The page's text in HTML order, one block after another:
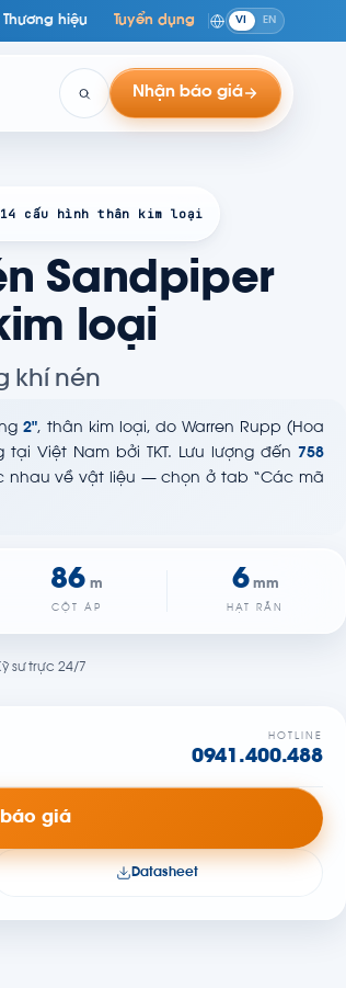
Thương hiệu Tuyển dụng VI EN
Nhận báo giá
14 cấu hình thân kim loại
Sandpiper
loại
khí nén
2", thân kim loại, do Warren Rupp (Hoa
Việt Nam bởi TKT. Lưu lượng đến 758
nhau về vật liệu — chọn ở tab “Các mã
86 m
CỘT ÁP
6 mm
HẠT RẮN
sư trực 24/7
HOTLINE
0941.400.488
báo giá
Datasheet